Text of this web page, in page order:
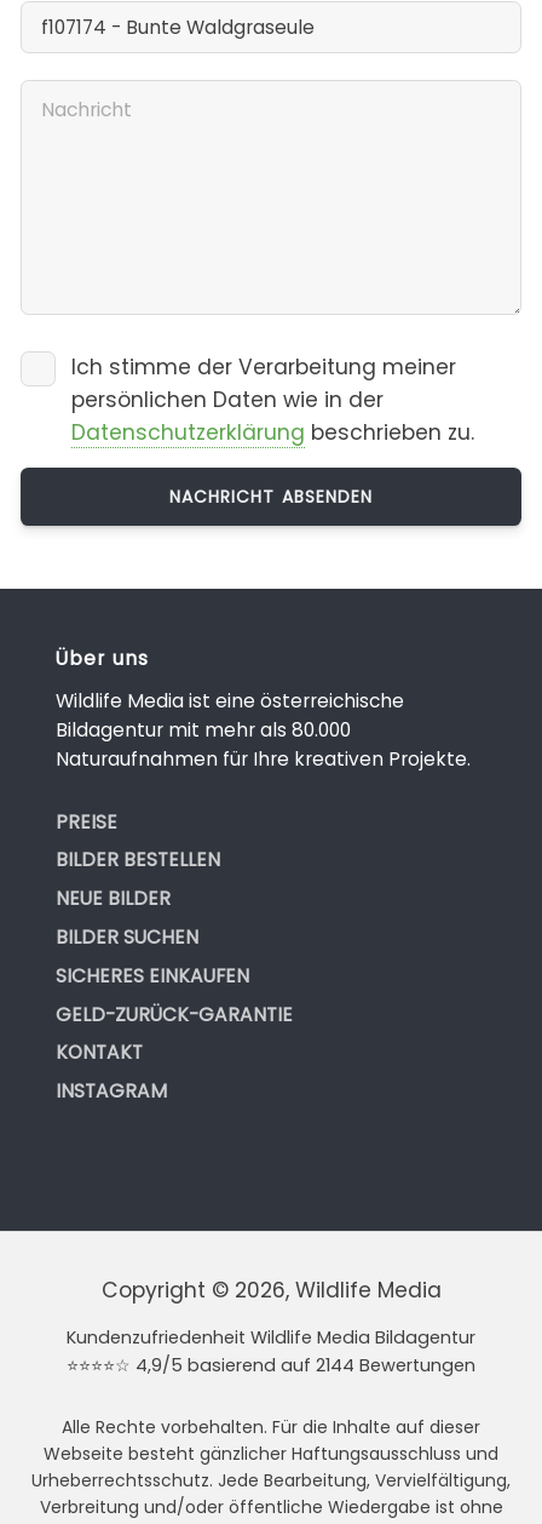
Ich stimme der Verarbeitung meiner
persönlichen Daten wie in der
Datenschutzerklärung beschrieben zu.
Über uns
Wildlife Media ist eine österreichische
Bildagentur mit mehr als 80.000
Naturaufnahmen für Ihre kreativen Projekte.
PREISE
BILDER BESTELLEN
NEUE BILDER
BILDER SUCHEN
SICHERES EINKAUFEN
GELD-ZURÜCK-GARANTIE
KONTAKT
INSTAGRAM
Copyright © 2026, Wildlife Media
Kundenzufriedenheit Wildlife Media Bildagentur
⭐⭐⭐⭐☆ 4,9/5 basierend auf 2144 Bewertungen
Alle Rechte vorbehalten. Für die Inhalte auf dieser
Webseite besteht gänzlicher Haftungsausschluss und
Urheberrechtsschutz. Jede Bearbeitung, Vervielfältigung,
Verbreitung und/oder öffentliche Wiedergabe ist ohne